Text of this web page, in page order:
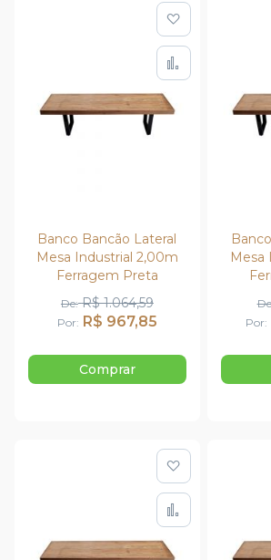
Banco Bancão Lateral
Mesa Industrial 2,00m
Ferragem Preta
Por R$ 967,85
De R$ 1.064,59
Comprar
Mesa
Por
De